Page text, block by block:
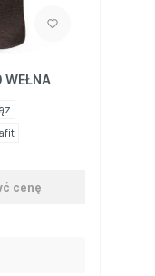
WEŁNA
cenę